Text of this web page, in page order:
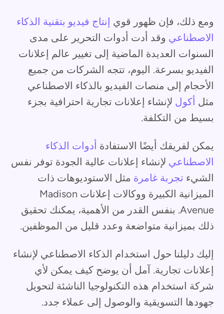
ومع ذلك، فإن ظهور قوي إنتاج فيديو بتقنية الذكاء
الاصطناعي وقد أدت أدوات التحرير على مدى
السنوات العديدة الماضية إلى تغيير عالم إعلانات
الفيديو بسرعة. اليوم، تتجه الشركات من جميع
الأحجام إلى منصات الفيديو بالذكاء الاصطناعي
مثل أكول لإنشاء إعلانات تجارية احترافية بجزء
بسيط من التكلفة.
يمكن لفريقك أيضًا الاستفادة أدوات الذكاء
الاصطناعي لإنشاء إعلانات عالية الجودة توفر نفس
الشيء تجربة غامرة مثل الاستوديوهات ذات
الميزانية الكبيرة ووكالات إعلانات Madison
Avenue. بنفس القدر من الأهمية، يمكنك تحقيق
ذلك بميزانية متواضعة وعدد قليل من الموظفين.
إليك دليلنا حول استخدام الذكاء الاصطناعي لإنشاء
إعلانات تجارية. آمل أن يوضح كيف يمكن لأي
شركة استخدام هذه التكنولوجيا الناشئة لتحويل
جهودها التسويقية والوصول إلى عملاء جدد.